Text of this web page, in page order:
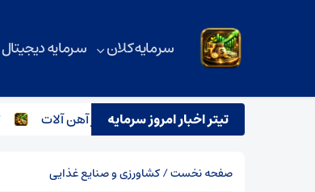
سرمایه کلان سرمایه دیجیتال
تیتر اخبار امروز سرمایه
ترور اسماعیل هنیه و تاثیر آن بر بازار آهن آلات
صفحه نخست/کشاورزی و صنایع غذایی